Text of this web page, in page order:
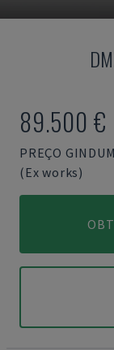
89.500 €
PREÇO
(Ex works)